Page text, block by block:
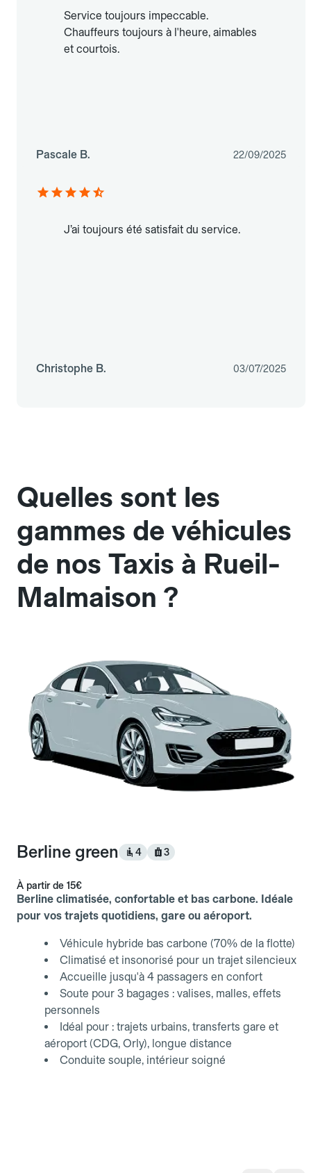
Service toujours impeccable.
Chauffeurs toujours à l'heure, aimables
et courtois.
Pascale B. 22/09/2025
J’ai toujours été satisfait du service.
Christophe B. 03/07/2025
Quelles sont les
gammes de véhicules
de nos Taxis à Rueil-
Malmaison ?
Berline green 4 3
À partir de 15€
Berline climatisée, confortable et bas carbone. Idéale
pour vos trajets quotidiens, gare ou aéroport.
Véhicule hybride bas carbone (70% de la flotte)
Climatisé et insonorisé pour un trajet silencieux
Accueille jusqu'à 4 passagers en confort
Soute pour 3 bagages : valises, malles, effets
personnels
Idéal pour : trajets urbains, transferts gare et
aéroport (CDG, Orly), longue distance
Conduite souple, intérieur soigné